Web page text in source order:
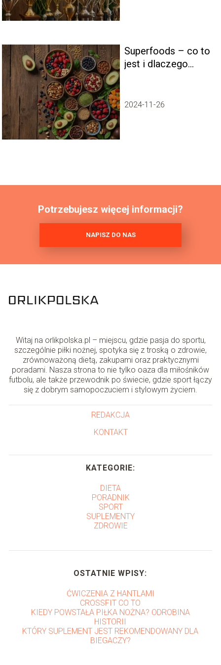
Superfoods – co to
jest i dlaczego
2024-11-26
Potrzebujesz więcej informacji?
NAPISZ DO NAS
Witaj na orlikpolska.pl – miejscu, gdzie pasja do sportu,
szczególnie piłki nożnej, spotyka się z troską o zdrowie,
zrównoważoną dietą, zakupami oraz praktycznymi
poradami. Nasza strona to nie tylko oaza dla miłośników
futbolu, ale także przewodnik po świecie, gdzie sport łączy
się z dobrym samopoczuciem i stylowym życiem.
REDAKCJA
KONTAKT
KATEGORIE:
DIETA
PORADNIK
SPORT
SUPLEMENTY
ZDROWIE
OSTATNIE WPISY:
ĆWICZENIA Z HANTLAMI
CROSSFIT CO TO
KIEDY POWSTAŁA PIŁKA NOŻNA? ODROBINA
HISTORII
KTÓRY SUPLEMENT JEST REKOMENDOWANY DLA
BIEGACZY?